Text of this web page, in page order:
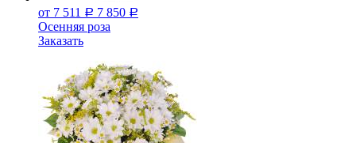
от 7 511 Р 7 850 Р
Осенняя роза
Заказать